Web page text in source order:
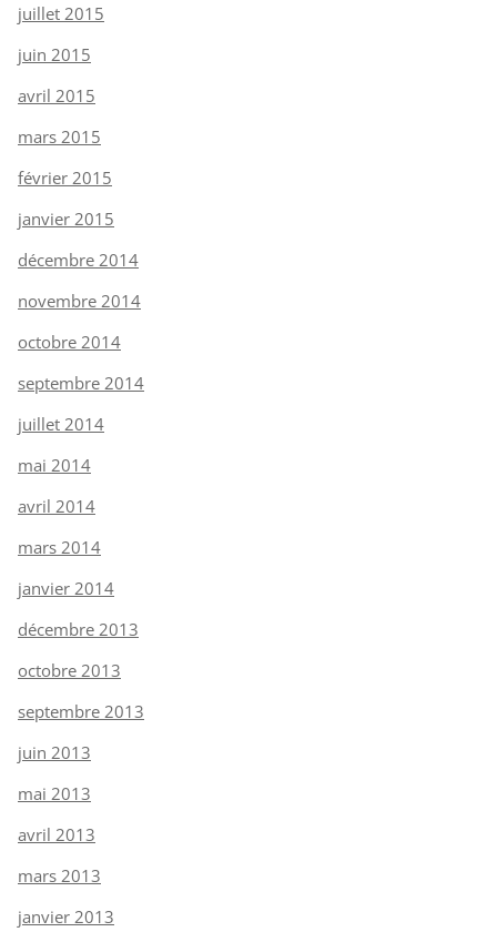
juillet 2015
juin 2015
avril 2015
mars 2015
février 2015
janvier 2015
décembre 2014
novembre 2014
octobre 2014
septembre 2014
juillet 2014
mai 2014
avril 2014
mars 2014
janvier 2014
décembre 2013
octobre 2013
septembre 2013
juin 2013
mai 2013
avril 2013
mars 2013
janvier 2013